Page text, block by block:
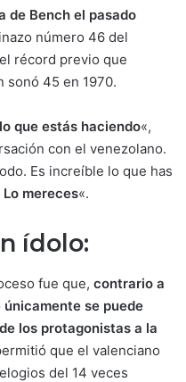
de Bench el pasado
número 46 del
récord previo que
sonó 45 en 1970.
que estás haciendo«,
con el venezolano.
Es increíble lo que has
Lo mereces«.
ídolo:
fue que, contrario a
se puede
los protagonistas a la
que el valenciano
del 14 veces